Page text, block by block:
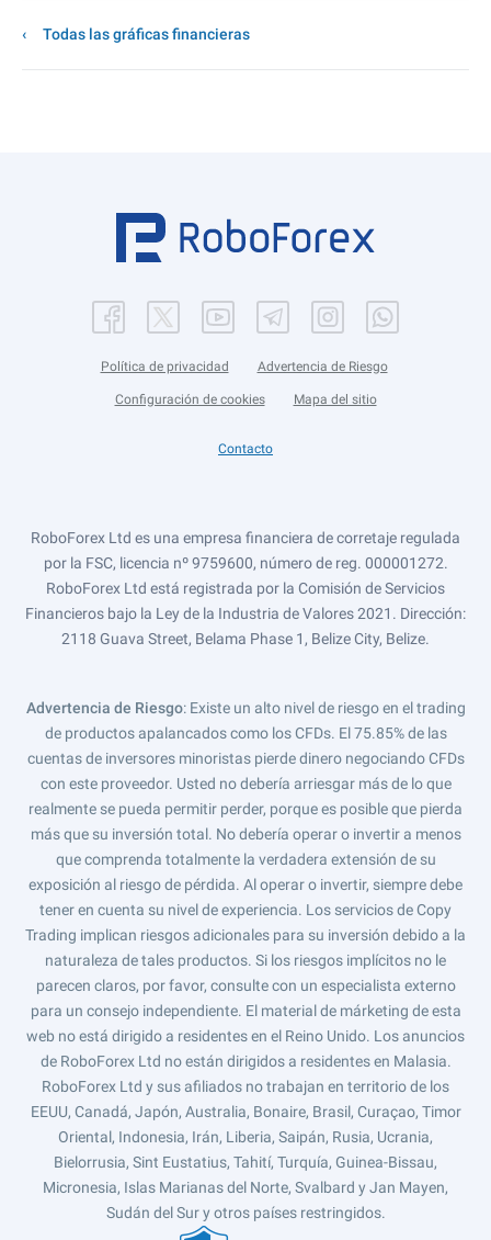
Todas las gráficas financieras
Política de privacidad Advertencia de Riesgo
Configuración de cookies Mapa del sitio
Contacto
RoboForex Ltd es una empresa financiera de corretaje regulada
por la FSC, licencia nº 9759600, número de reg. 000001272.
RoboForex Ltd está registrada por la Comisión de Servicios
Financieros bajo la Ley de la Industria de Valores 2021. Dirección:
2118 Guava Street, Belama Phase 1, Belize City, Belize.
Advertencia de Riesgo: Existe un alto nivel de riesgo en el trading
de productos apalancados como los CFDs. El 75.85% de las
cuentas de inversores minoristas pierde dinero negociando CFDs
con este proveedor. Usted no debería arriesgar más de lo que
realmente se pueda permitir perder, porque es posible que pierda
más que su inversión total. No debería operar o invertir a menos
que comprenda totalmente la verdadera extensión de su
exposición al riesgo de pérdida. Al operar o invertir, siempre debe
tener en cuenta su nivel de experiencia. Los servicios de Copy
Trading implican riesgos adicionales para su inversión debido a la
naturaleza de tales productos. Si los riesgos implícitos no le
parecen claros, por favor, consulte con un especialista externo
para un consejo independiente. El material de márketing de esta
web no está dirigido a residentes en el Reino Unido. Los anuncios
de RoboForex Ltd no están dirigidos a residentes en Malasia.
RoboForex Ltd y sus afiliados no trabajan en territorio de los
EEUU, Canadá, Japón, Australia, Bonaire, Brasil, Curaçao, Timor
Oriental, Indonesia, Irán, Liberia, Saipán, Rusia, Ucrania,
Bielorrusia, Sint Eustatius, Tahití, Turquía, Guinea-Bissau,
Micronesia, Islas Marianas del Norte, Svalbard y Jan Mayen,
Sudán del Sur y otros países restringidos.